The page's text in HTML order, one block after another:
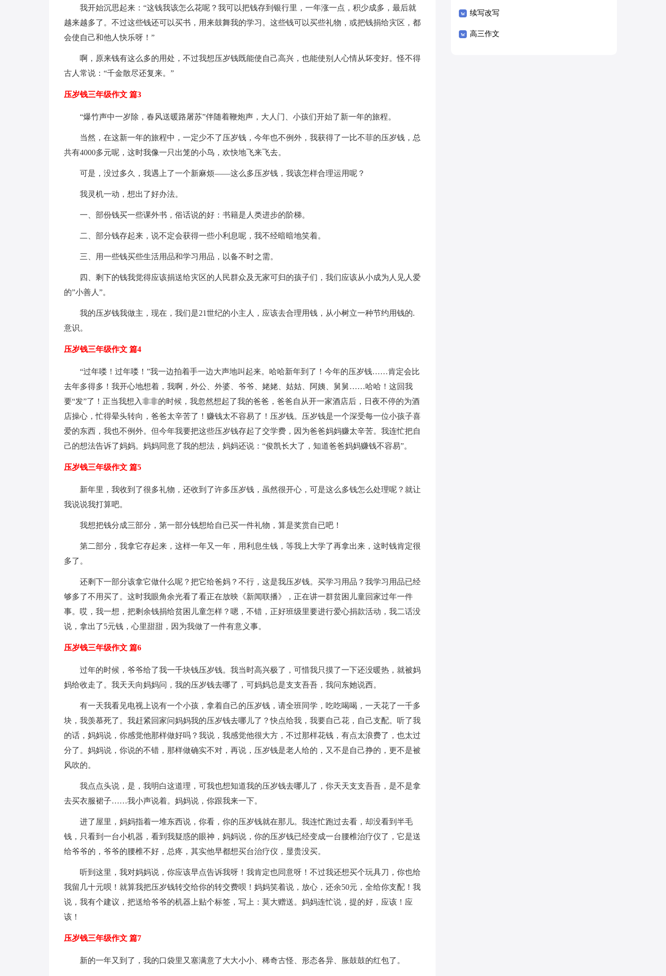
我开始沉思起来：“这钱我该怎么花呢？我可以把钱存到银行里，一年涨一点，积少成多，最后就
越来越多了。不过这些钱还可以买书，用来鼓舞我的学习。这些钱可以买些礼物，或把钱捐给灾区，都
会使自己和他人快乐呀！”
啊，原来钱有这么多的用处，不过我想压岁钱既能使自己高兴，也能使别人心情从坏变好。怪不得
古人常说：“千金散尽还复来。”
压岁钱三年级作文 篇3
“爆竹声中一岁除，春风送暖路屠苏”伴随着鞭炮声，大人门、小孩们开始了新一年的旅程。
当然，在这新一年的旅程中，一定少不了压岁钱，今年也不例外，我获得了一比不菲的压岁钱，总
共有4000多元呢，这时我像一只出笼的小鸟，欢快地飞来飞去。
可是，没过多久，我遇上了一个新麻烦——这么多压岁钱，我该怎样合理运用呢？
我灵机一动，想出了好办法。
一、部份钱买一些课外书，俗话说的好：书籍是人类进步的阶梯。
二、部分钱存起来，说不定会获得一些小利息呢，我不经暗暗地笑着。
三、用一些钱买些生活用品和学习用品，以备不时之需。
四、剩下的钱我觉得应该捐送给灾区的人民群众及无家可归的孩子们，我们应该从小成为人见人爱
的”小善人”。
我的压岁钱我做主，现在，我们是21世纪的小主人，应该去合理用钱，从小树立一种节约用钱的.
意识。
压岁钱三年级作文 篇4
“过年喽！过年喽！”我一边拍着手一边大声地叫起来。哈哈新年到了！今年的压岁钱……肯定会比
去年多得多！我开心地想着，我啊，外公、外婆、爷爷、姥姥、姑姑、阿姨、舅舅……哈哈！这回我
要“发”了！正当我想入非非的时候，我忽然想起了我的爸爸，爸爸自从开一家酒店后，日夜不停的为酒
店操心，忙得晕头转向，爸爸太辛苦了！赚钱太不容易了！压岁钱。压岁钱是一个深受每一位小孩子喜
爱的东西，我也不例外。但今年我要把这些压岁钱存起了交学费，因为爸爸妈妈赚太辛苦。我连忙把自
己的想法告诉了妈妈。妈妈同意了我的想法，妈妈还说：“俊凯长大了，知道爸爸妈妈赚钱不容易”。
压岁钱三年级作文 篇5
新年里，我收到了很多礼物，还收到了许多压岁钱，虽然很开心，可是这么多钱怎么处理呢？就让
我说说我打算吧。
我想把钱分成三部分，第一部分钱想给自已买一件礼物，算是奖赏自已吧！
第二部分，我拿它存起来，这样一年又一年，用利息生钱，等我上大学了再拿出来，这时钱肯定很
多了。
还剩下一部分该拿它做什么呢？把它给爸妈？不行，这是我压岁钱。买学习用品？我学习用品已经
够多了不用买了。这时我眼角余光看了看正在放映《新闻联播》，正在讲一群贫困儿童回家过年一件
事。哎，我一想，把剩余钱捐给贫困儿童怎样？嗯，不错，正好班级里要进行爱心捐款活动，我二话没
说，拿出了5元钱，心里甜甜，因为我做了一件有意义事。
压岁钱三年级作文 篇6
过年的时候，爷爷给了我一千块钱压岁钱。我当时高兴极了，可惜我只摸了一下还没暖热，就被妈
妈给收走了。我天天向妈妈问，我的压岁钱去哪了，可妈妈总是支支吾吾，我问东她说西。
有一天我看见电视上说有一个小孩，拿着自己的压岁钱，请全班同学，吃吃喝喝，一天花了一千多
块，我羡慕死了。我赶紧回家问妈妈我的压岁钱去哪儿了？快点给我，我要自己花，自己支配。听了我
的话，妈妈说，你感觉他那样做好吗？我说，我感觉他很大方，不过那样花钱，有点太浪费了，也太过
分了。妈妈说，你说的不错，那样做确实不对，再说，压岁钱是老人给的，又不是自己挣的，更不是被
风吹的。
我点点头说，是，我明白这道理，可我也想知道我的压岁钱去哪儿了，你天天支支吾吾，是不是拿
去买衣服裙子……我小声说着。妈妈说，你跟我来一下。
进了屋里，妈妈指着一堆东西说，你看，你的压岁钱就在那儿。我连忙跑过去看，却没看到半毛
钱，只看到一台小机器，看到我疑惑的眼神，妈妈说，你的压岁钱已经变成一台腰椎治疗仪了，它是送
给爷爷的，爷爷的腰椎不好，总疼，其实他早都想买台治疗仪，显贵没买。
听到这里，我对妈妈说，你应该早点告诉我呀！我肯定也同意呀！不过我还想买个玩具刀，你也给
我留几十元呗！就算我把压岁钱转交给你的转交费呗！妈妈笑着说，放心，还余50元，全给你支配！我
说，我有个建议，把送给爷爷的机器上贴个标签，写上：莫大赠送。妈妈连忙说，提的好，应该！应
该！
压岁钱三年级作文 篇7
新的一年又到了，我的口袋里又塞满意了大大小小、稀奇古怪、形态各异、胀鼓鼓的红包了。
续写改写
高三作文